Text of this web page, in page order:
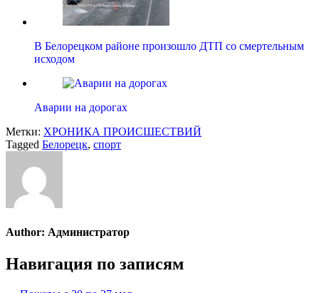
В Белорецком районе произошло ДТП со смертельным
исходом
Аварии на дорогах
Метки: ХРОНИКА ПРОИСШЕСТВИЙ
Tagged Белорецк, спорт
Author: Администратор
Навигация по записям